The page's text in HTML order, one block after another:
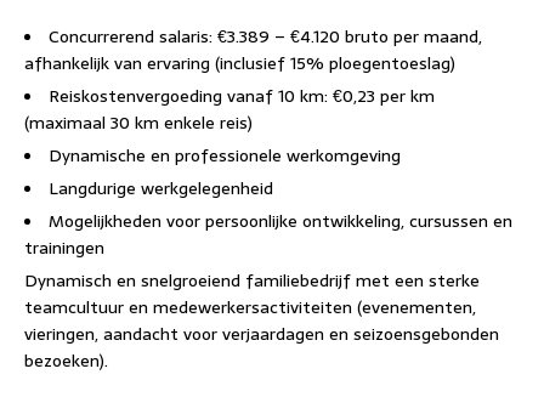
Concurrerend salaris: €3.389 – €4.120 bruto per maand,
afhankelijk van ervaring (inclusief 15% ploegentoeslag)
Reiskostenvergoeding vanaf 10 km: €0,23 per km
(maximaal 30 km enkele reis)
Dynamische en professionele werkomgeving
Langdurige werkgelegenheid
Mogelijkheden voor persoonlijke ontwikkeling, cursussen en
trainingen
Dynamisch en snelgroeiend familiebedrijf met een sterke
teamcultuur en medewerkersactiviteiten (evenementen,
vieringen, aandacht voor verjaardagen en seizoensgebonden
bezoeken).